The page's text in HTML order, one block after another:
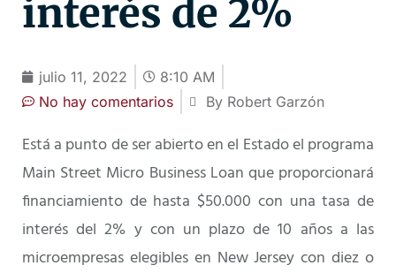
interés de 2%
julio 11, 2022
8:10 AM
No hay comentarios
By Robert Garzón
Está a punto de ser abierto en el Estado el programa
Main Street Micro Business Loan que proporcionará
financiamiento de hasta $50.000 con una tasa de
interés del 2% y con un plazo de 10 años a las
microempresas elegibles en New Jersey con diez o